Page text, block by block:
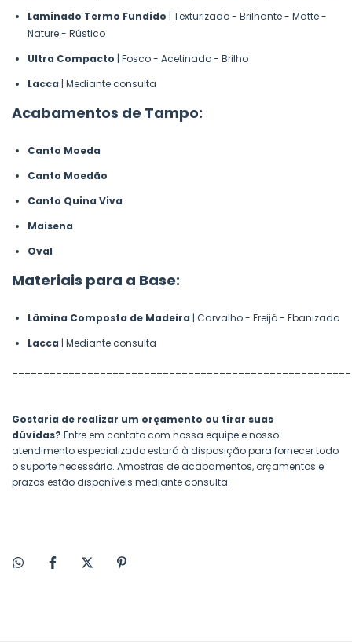
Laminado Termo Fundido | Texturizado - Brilhante - Matte -
Nature - Rústico
Ultra Compacto | Fosco - Acetinado - Brilho
Lacca | Mediante consulta
Acabamentos de Tampo:
Canto Moeda
Canto Moedão
Canto Quina Viva
Maisena
Oval
Materiais para a Base:
Lâmina Composta de Madeira | Carvalho - Freijó - Ebanizado
Lacca | Mediante consulta
Gostaria de realizar um orçamento ou tirar suas
dúvidas? Entre em contato com nossa equipe e nosso
atendimento especializado estará à disposição para fornecer todo
o suporte necessário. Amostras de acabamentos, orçamentos e
prazos estão disponíveis mediante consulta.